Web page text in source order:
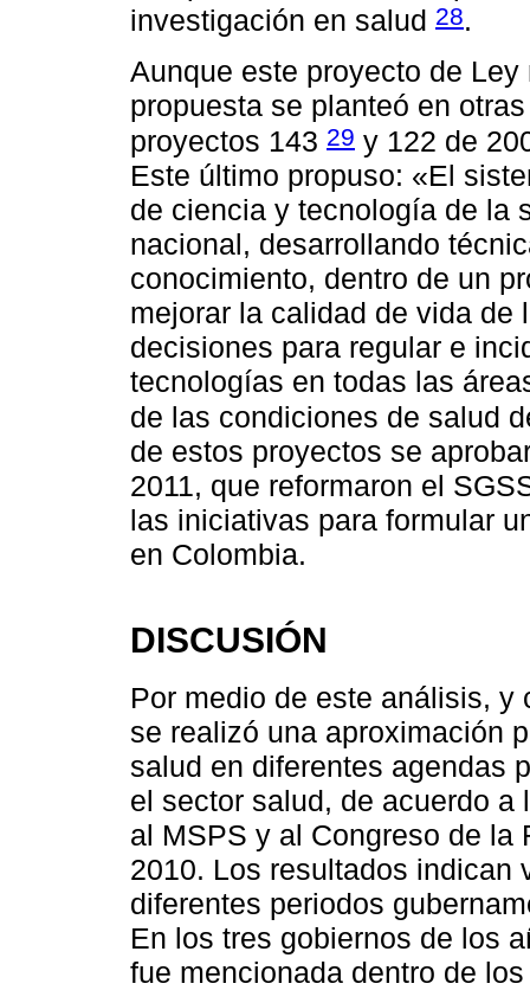
investigación en salud 28.
Aunque este proyecto de
propuesta se planteó en
proyectos 143 29 y 122 de
Este último propuso: «El
de ciencia y tecnología de la
nacional, desarrollando
conocimiento, dentro de un
mejorar la calidad de vida de
decisiones para regular e
tecnologías en todas las
de las condiciones de salud
de estos proyectos se
2011, que reformaron el
las iniciativas para formular
en Colombia.
DISCUSIÓN
Por medio de este análisis,
se realizó una aproximación
salud en diferentes agendas
el sector salud, de acuerdo
al MSPS y al Congreso de la
2010. Los resultados indican
diferentes periodos
En los tres gobiernos de los
fue mencionada dentro de